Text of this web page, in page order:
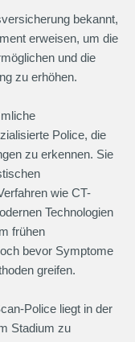
bekannt,
erweisen, um die
und die
zu erhöhen.
Police, die
zu erkennen. Sie
wie CT-
Technologien
frühen
bevor Symptome
greifen.
Police liegt in der
Stadium zu